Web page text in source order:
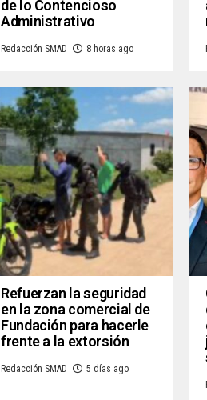
de lo Contencioso
Administrativo
Redacción SMAD 8 horas ago
Refuerzan la seguridad
en la zona comercial de
Fundación para hacerle
frente a la extorsión
Redacción SMAD 5 días ago